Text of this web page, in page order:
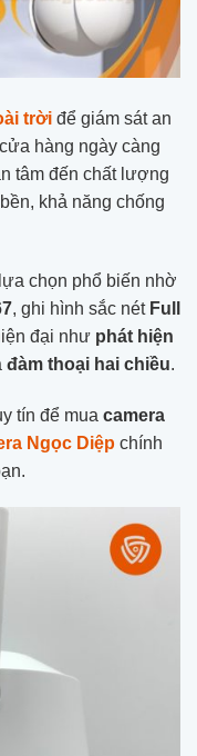
trời để giám sát an
hàng ngày càng
tâm đến chất lượng
khả năng chống
chọn phổ biến nhờ
, ghi hình sắc nét Full
đại như phát hiện
đàm thoại hai chiều.
tín để mua camera
Ngọc Diệp chính